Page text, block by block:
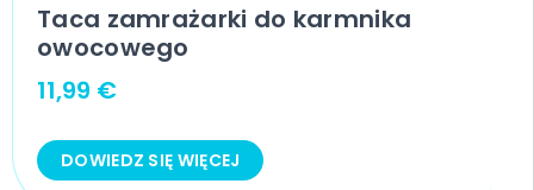
Taca zamrażarki do karmnika
owocowego
11,99 €
DOWIEDZ SIĘ WIĘCEJ